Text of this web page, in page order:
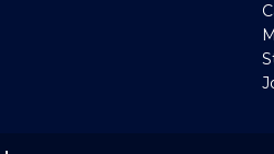
onze hoofdstad Willemstad,